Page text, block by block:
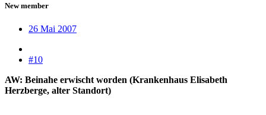
New member
26 Mai 2007
#10
AW: Beinahe erwischt worden (Krankenhaus Elisabeth
Herzberge, alter Standort)